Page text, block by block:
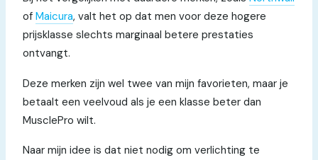
of Maicura, valt het op dat men voor deze hogere
prijsklasse slechts marginaal betere prestaties
ontvangt.
Deze merken zijn wel twee van mijn favorieten, maar je
betaalt een veelvoud als je een klasse beter dan
MusclePro wilt.
Naar mijn idee is dat niet nodig om verlichting te